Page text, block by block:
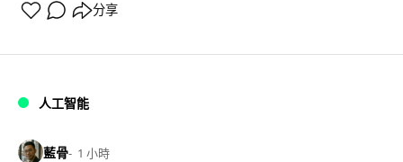
分享
人工智能
藍骨 1 小時